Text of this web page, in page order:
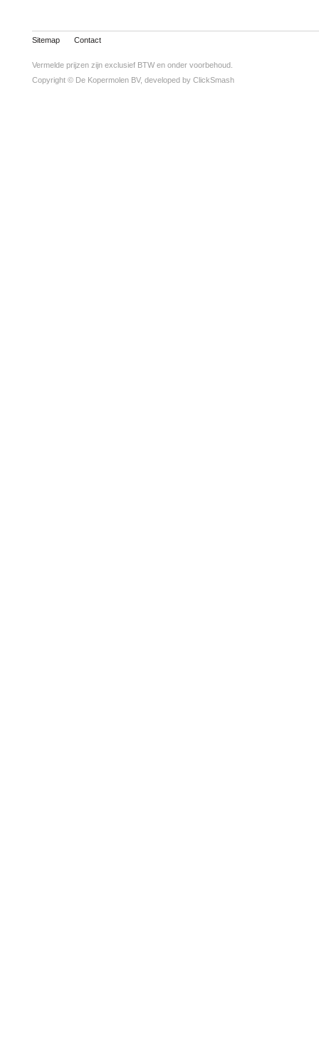
Sitemap Contact
Vermelde prijzen zijn exclusief BTW en onder voorbehoud.
Copyright © De Kopermolen BV, developed by ClickSmash